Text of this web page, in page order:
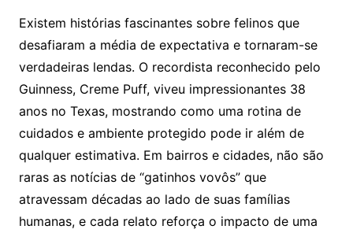
Existem histórias fascinantes sobre felinos que
desafiaram a média de expectativa e tornaram-se
verdadeiras lendas. O recordista reconhecido pelo
Guinness, Creme Puff, viveu impressionantes 38
anos no Texas, mostrando como uma rotina de
cuidados e ambiente protegido pode ir além de
qualquer estimativa. Em bairros e cidades, não são
raras as notícias de “gatinhos vovôs” que
atravessam décadas ao lado de suas famílias
humanas, e cada relato reforça o impacto de uma